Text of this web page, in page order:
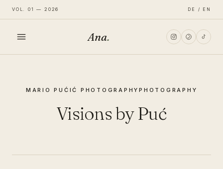
VOL. 01 — 2026 DE / EN
Ana.
MARIO PUĆIĆ PHOTOGRAPHY PHOTOGRAPHY
Visions by Puć